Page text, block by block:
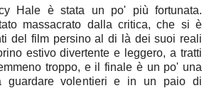
Hale è stata un po' più fortunata.
massacrato dalla critica, che si è
del film persino al di là dei suoi reali
estivo divertente e leggero, a tratti
troppo, e il finale è un po' una
guardare volentieri e in un paio di